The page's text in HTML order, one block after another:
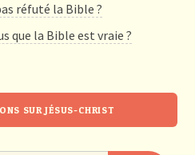
réfuté la Bible ?
que la Bible est vraie ?
SUR JÉSUS-CHRIST